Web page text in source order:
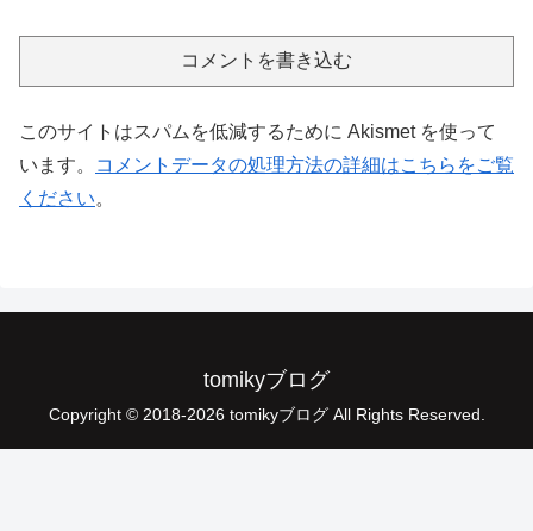
コメントを書き込む
このサイトはスパムを低減するために Akismet を使って
います。
コメントデータの処理方法の詳細はこちらをご覧
ください。
tomikyブログ
Copyright © 2018-2026 tomikyブログ All Rights Reserved.